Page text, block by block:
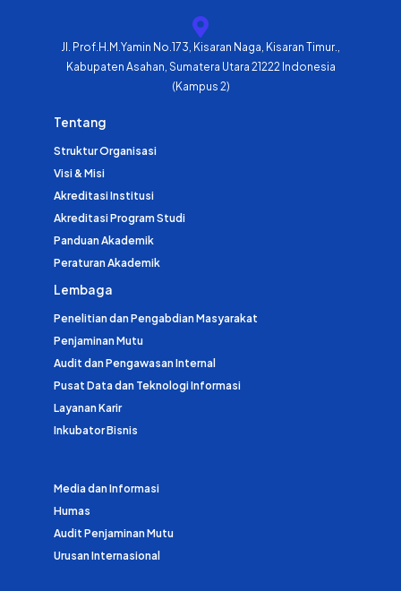
Jl. Prof.H.M.Yamin No.173, Kisaran Naga, Kisaran Timur.,
Kabupaten Asahan, Sumatera Utara 21222 Indonesia
(Kampus 2)
Tentang
Struktur Organisasi
Visi & Misi
Akreditasi Institusi
Akreditasi Program Studi
Panduan Akademik
Peraturan Akademik
Lembaga
Penelitian dan Pengabdian Masyarakat
Penjaminan Mutu
Audit dan Pengawasan Internal
Pusat Data dan Teknologi Informasi
Layanan Karir
Inkubator Bisnis
Media dan Informasi
Humas
Audit Penjaminan Mutu
Urusan Internasional